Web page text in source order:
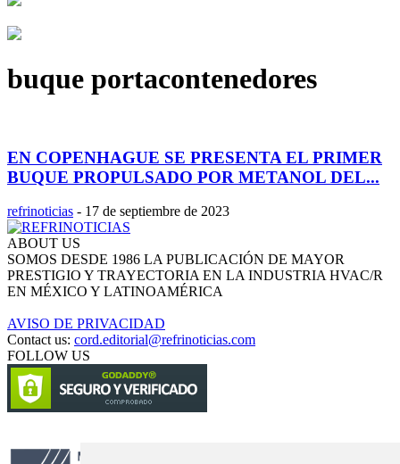
buque portacontenedores
EN COPENHAGUE SE PRESENTA EL PRIMER
BUQUE PROPULSADO POR METANOL DEL...
refrinoticias - 17 de septiembre de 2023
ABOUT US
SOMOS DESDE 1986 LA PUBLICACIÓN DE MAYOR
PRESTIGIO Y TRAYECTORIA EN LA INDUSTRIA HVAC/R
EN MÉXICO Y LATINOAMÉRICA
AVISO DE PRIVACIDAD
Contact us: cord.editorial@refrinoticias.com
FOLLOW US